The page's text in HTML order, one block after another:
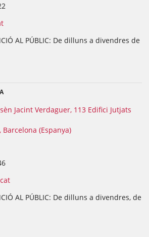
AL PÚBLIC: De dilluns a divendres de
Jacint Verdaguer, 113 Edifici Jutjats
(Espanya)
AL PÚBLIC: De dilluns a divendres, de